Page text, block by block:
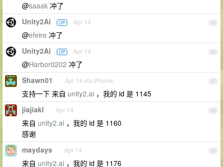
@saaak 冲了
35
Unity2Ai OP Apr 14
@efeire 冲了
36
Unity2Ai OP Apr 14
@Harbor0202 冲了
37
Shawn01 Apr 14 via iPhone
支持一下 来自 unity2.ai ，我的 id 是 1145
38
jiajiakl Apr 14
来自 unity2.ai ，我的 id 是 1160
感谢
39
maydays Apr 14
来自 unity2.ai ，我的 id 是 1176